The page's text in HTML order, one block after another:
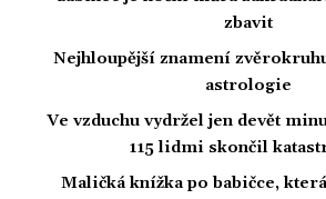
zbavit
Nejhloupější znamení
astrologie
Ve vzduchu vydržel jen devět
115 lidmi skončil
Maličká knížka po babičce, která